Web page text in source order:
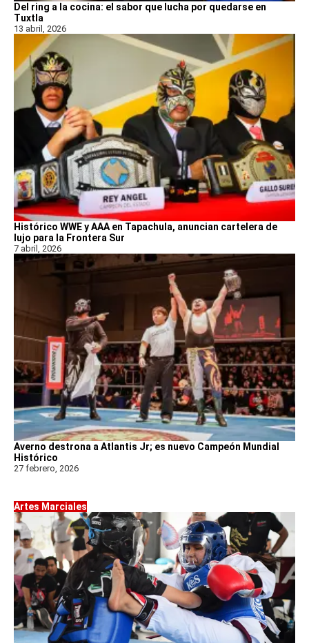
Del ring a la cocina: el sabor que lucha por quedarse en
Tuxtla
13 abril, 2026
Histórico WWE y AAA en Tapachula, anuncian cartelera de
lujo para la Frontera Sur
7 abril, 2026
Averno destrona a Atlantis Jr; es nuevo Campeón Mundial
Histórico
27 febrero, 2026
Artes Marciales